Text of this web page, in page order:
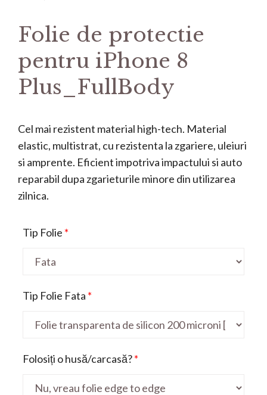
Folie de protectie
pentru iPhone 8
Plus_FullBody
Cel mai rezistent material high-tech. Material
elastic, multistrat, cu rezistenta la zgariere, uleiuri
si amprente. Eficient impotriva impactului si auto
reparabil dupa zgarieturile minore din utilizarea
zilnica.
Tip Folie *
Tip Folie Fata *
Folosiți o husă/carcasă?*